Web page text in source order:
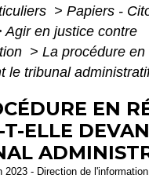
> Papiers -
Agir en justice contre
> La procédure
le tribunal
EN
T-ELLE
2023 - Direction de